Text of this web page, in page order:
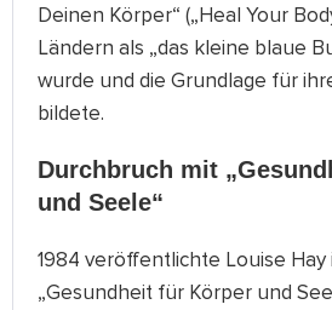
Deinen Körper“ („Heal Your
Ländern als „das kleine blaue
wurde und die Grundlage für
bildete.
Durchbruch mit
und Seele“
1984 veröffentlichte Louise
„Gesundheit für Körper und